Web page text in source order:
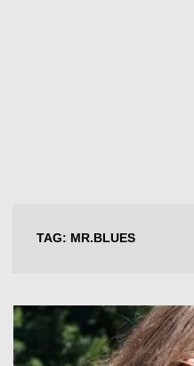
TAG: MR.BLUES